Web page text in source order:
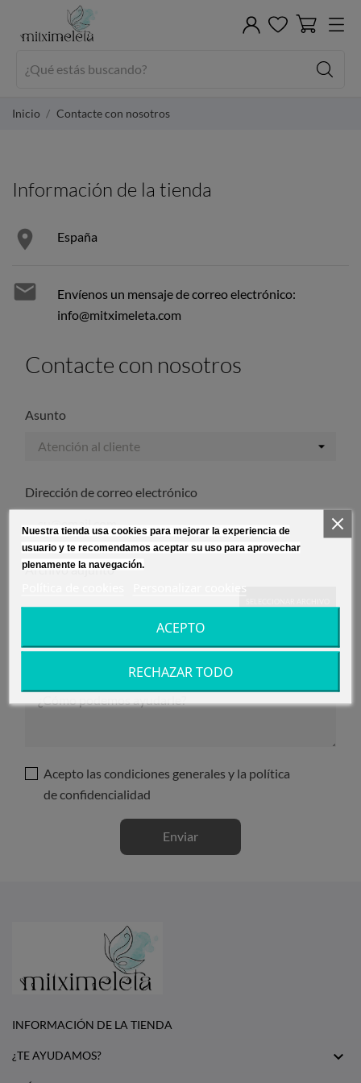
Inicio Contacte con nosotros
Información de la tienda
 España

Envíenos un mensaje de correo electrónico:
info@mitximeleta.com
Contacte con nosotros
Asunto
Dirección de correo electrónico
Archivo adjunto
Acepto las condiciones generales y la política
de confidencialidad
INFORMACIÓN DE LA TIENDA
¿TE AYUDAMOS? 
Nuestra tienda usa cookies para mejorar la experiencia de
usuario y te recomendamos aceptar su uso para aprovechar
plenamente la navegación.
Personalizar cookies
RECHAZAR TODO
ACEPTO